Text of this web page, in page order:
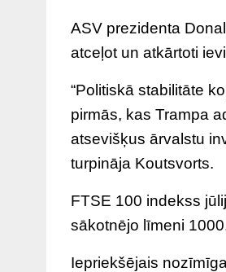
ASV prezidenta
atceļot un atkārtoti
“Politiskā stabilitāte
pirmās, kas Trampa
atsevišķus ārvalstu
turpināja Koutsvorts.
FTSE 100 indekss
sākotnējo līmeni
Iepriekšējais